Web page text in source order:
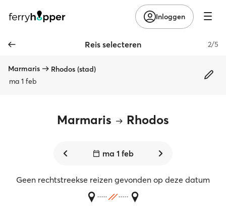
Inloggen
Reis selecteren 2/5
Marmaris
Rhodos (stad)
ma 1 feb
Marmaris Rhodos
ma 1 feb
Geen rechtstreekse reizen gevonden op deze datum